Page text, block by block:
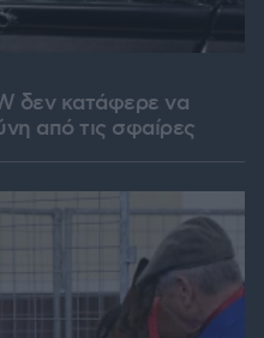
δεν κατάφερε να
από τις σφαίρες